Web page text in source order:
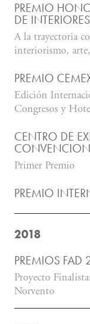
PREMIO
DE
A la trayectoria
interiorismo,
PREMIO
Edición
Congresos y
CENTRO DE
Primer Premio
PREMIO
2018
PREMIOS FAD
Proyecto
Norvento